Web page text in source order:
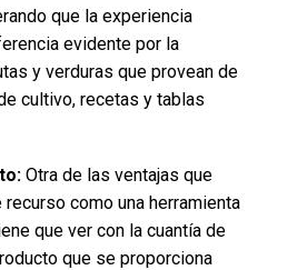
que la experiencia
evidente por la
y verduras que provean de
cultivo, recetas y tablas
Otra de las ventajas que
como una herramienta
que ver con la cuantía de
que se proporciona